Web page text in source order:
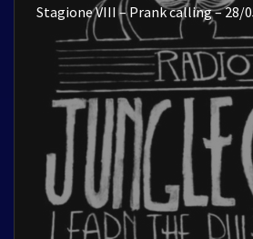
Stagione VIII – Prank calling – 28/